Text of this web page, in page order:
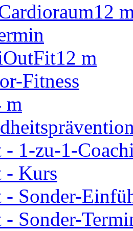
12
12 m
Fitness
m
1-zu-1-
Kurs
Sonder-
Sonder-